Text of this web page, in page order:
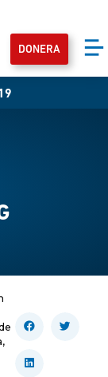
DONERA